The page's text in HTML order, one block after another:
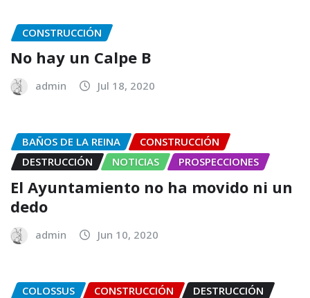
CONSTRUCCIÓN
No hay un Calpe B
admin Jul 18, 2020
BAÑOS DE LA REINA
CONSTRUCCIÓN
DESTRUCCIÓN
NOTICIAS PROSPECCIONES
El Ayuntamiento no ha movido ni un
dedo
admin Jun 10, 2020
COLOSSUS CONSTRUCCIÓN
DESTRUCCIÓN